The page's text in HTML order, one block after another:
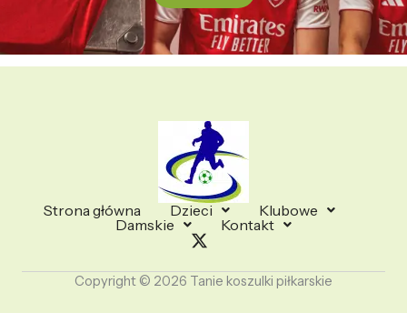
Strona główna Dzieci
Klubowe
Damskie
Kontakt
Copyright © 2026 Tanie koszulki piłkarskie